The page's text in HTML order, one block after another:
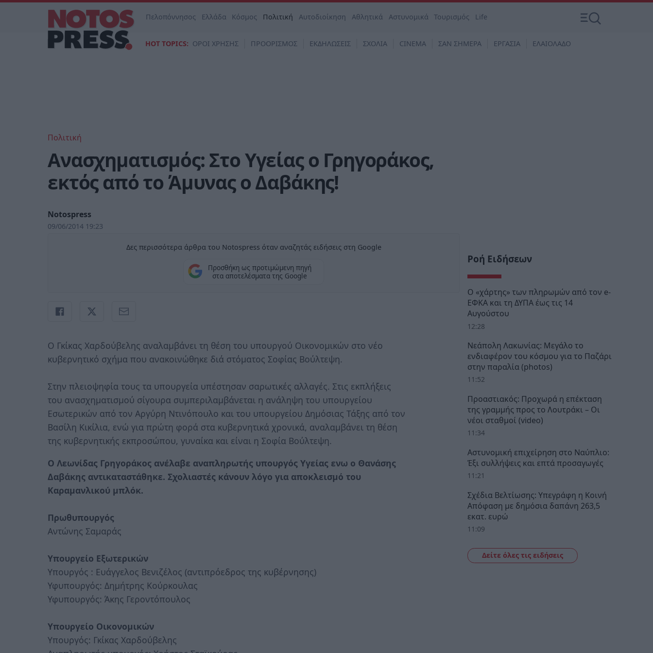
Πελοπόννησος Ελλάδα Κόσμος Πολιτική Αυτοδιοίκηση Αθλητικά Αστυνομικά Τουρισμός Life
HOT TOPICS: ΟΡΟΙ ΧΡΗΣΗΣ ΠΡΟΟΡΙΣΜΟΣ ΕΚΔΗΛΩΣΕΙΣ ΣΧΟΛΙΑ CINEMA ΣΑΝ ΣΗΜΕΡΑ ΕΡΓΑΣΙΑ ΕΛΑΙΟΛΑΔΟ
Πολιτική
Ανασχηματισμός: Στο Υγείας ο Γρηγοράκος,
εκτός από το Άμυνας ο Δαβάκης!
Notospress
09/06/2014 19:23
Δες περισσότερα άρθρα του Notospress όταν αναζητάς ειδήσεις στη Google
Προσθήκη ως προτιμώμενη πηγή
στα αποτελέσματα της Google
Ο Γκίκας Χαρδούβελης αναλαμβάνει τη θέση του υπουργού Οικονομικών στο νέο
κυβερνητικό σχήμα που ανακοινώθηκε διά στόματος Σοφίας Βούλτεψη.
Στην πλειοψηφία τους τα υπουργεία υπέστησαν σαρωτικές αλλαγές. Στις εκπλήξεις
του ανασχηματισμού σίγουρα συμπεριλαμβάνεται η ανάληψη του υπουργείου
Εσωτερικών από τον Αργύρη Ντινόπουλο και του υπουργείου Δημόσιας Τάξης από τον
Βασίλη Κικίλια, ενώ για πρώτη φορά στα κυβερνητικά χρονικά, αναλαμβάνει τη θέση
της κυβερνητικής εκπροσώπου, γυναίκα και είναι η Σοφία Βούλτεψη.
Ο Λεωνίδας Γρηγοράκος ανέλαβε αναπληρωτής υπουργός Υγείας ενω ο Θανάσης
Δαβάκης αντικαταστάθηκε. Σχολιαστές κάνουν λόγο για αποκλεισμό του
Καραμανλικού μπλόκ.
Πρωθυπουργός
Αντώνης Σαμαράς
Υπουργείο Εξωτερικών
Υπουργός : Ευάγγελος Βενιζέλος (αντιπρόεδρος της κυβέρνησης)
Υφυπουργός: Δημήτρης Κούρκουλας
Υφυπουργός: Άκης Γεροντόπουλος
Υπουργείο Οικονομικών
Υπουργός: Γκίκας Χαρδούβελης
Ροή Ειδήσεων
Ο «χάρτης» των πληρωμών από τον e-
ΕΦΚΑ και τη ΔΥΠΑ έως τις 14
Αυγούστου
12:28
Νεάπολη Λακωνίας: Μεγάλο το
ενδιαφέρον του κόσμου για το Παζάρι
στην παραλία (photos)
11:52
Προαστιακός: Προχωρά η επέκταση
της γραμμής προς το Λουτράκι – Οι
νέοι σταθμοί (video)
11:34
Αστυνομική επιχείρηση στο Ναύπλιο:
Έξι συλλήψεις και επτά προσαγωγές
11:21
Σχέδια Βελτίωσης: Υπεγράφη η Κοινή
Απόφαση με δημόσια δαπάνη 263,5
εκατ. ευρώ
11:09
Δείτε όλες τις ειδήσεις